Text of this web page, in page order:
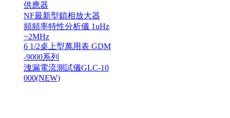
供應器
NF最新型鎖相放大器
頻頻率特性分析儀 1uHz
~2MHz
6 1/2桌上型萬用表 GDM
-9000系列
洩漏電流測試儀GLC-10
000(NEW)